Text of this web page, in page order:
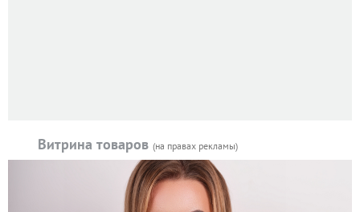
Витрина товаров (на правах рекламы)